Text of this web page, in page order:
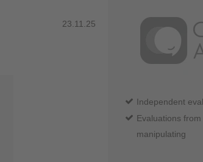
23.11.25
Independent
Evaluations
manipulating